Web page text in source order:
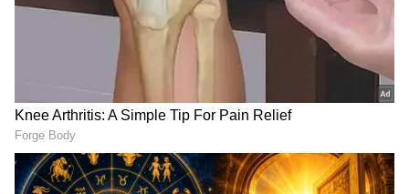
'ಲಾಕ್ ಅಪ್ ಸೀಸನ್ 2' ವಿನ್ನರ್
ಆದ ಶ್ರೇಯಾ ಕಲ್ರಾ! ಇವರಿಗೆ ಸಿಕ್ಕ
ಬಹುಮಾನದ ಮೊತ್ತವೆಷ್ಟು
ಗೊತ್ತಾ?
ದಶಕಗಳಿಂದ ಪೈಲಟ್​ ಆಗೋ
ಕನಸು ಕಂಡ 'ನಾ ನಿನ್ನ ಬಿಡಲಾರೆ'
ದುರ್ಗಾ ಲೈಫ್​ನಲ್ಲಿ ಅಂದು